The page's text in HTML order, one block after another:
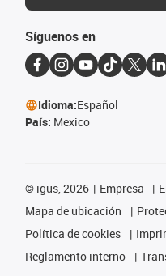
Síguenos en
Idioma:Español
País: Mexico
© igus, 2026 Empresa
Mapa de ubicación
Política de cookies
Reglamento interno